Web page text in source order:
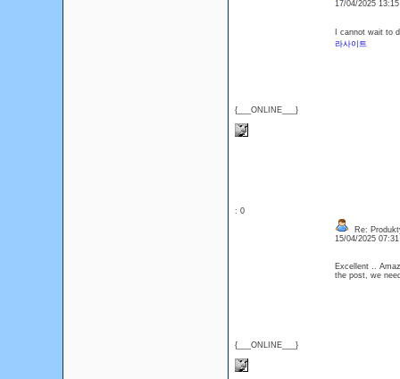
{___ONLINE___}
17/04/2025
I cannot wait to
라사이트
: 0
{___ONLINE___}
Re:
15/04/2025
Excellent ..
the post, we